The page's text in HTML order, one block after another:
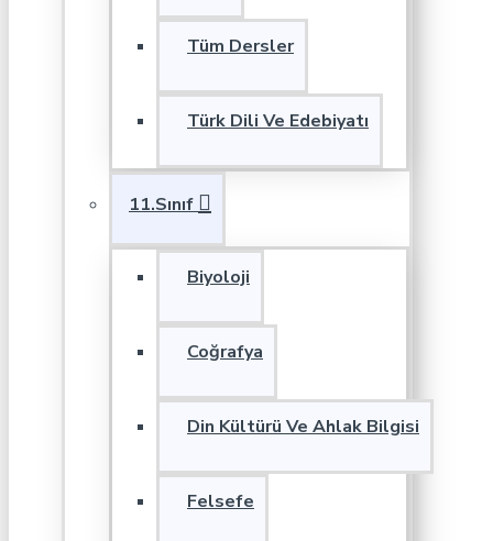
Tüm Dersler
Türk Dili Ve Edebiyatı
11.Sınıf
Biyoloji
Coğrafya
Din Kültürü Ve Ahlak Bilgisi
Felsefe